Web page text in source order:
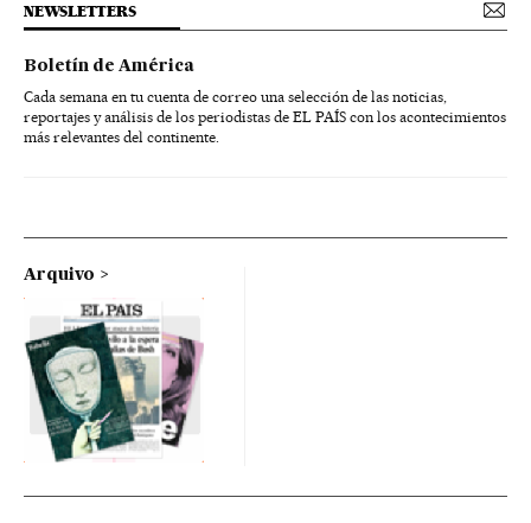
NEWSLETTERS
Boletín de América
Cada semana en tu cuenta de correo una selección de las noticias,
reportajes y análisis de los periodistas de EL PAÍS con los acontecimientos
más relevantes del continente.
Arquivo